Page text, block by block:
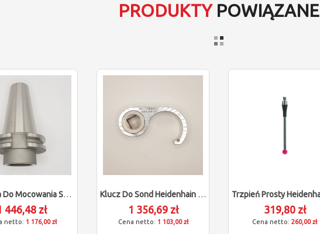
PRODUKTYPOWIĄZANE
Oprawka Do Mocowania Sondy Heidenhain (SK40 DIN 69871)
446,48 zł
1 176,00 zł
Klucz Do Sond Heidenhain TS460
1 356,69 zł
1 103,00 zł
319,80 zł
260,00 zł